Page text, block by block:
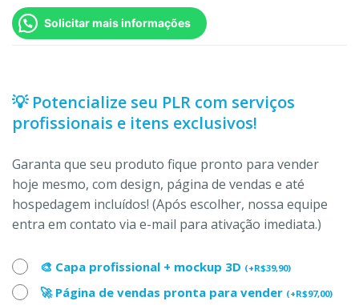
Solicitar mais informações
💡 Potencialize seu PLR com serviços
profissionais e itens exclusivos!
Garanta que seu produto fique pronto para vender
hoje mesmo, com design, página de vendas e até
hospedagem incluídos! (Após escolher, nossa equipe
entra em contato via e-mail para ativação imediata.)
🎨 Capa profissional + mockup 3D (+R$39,90)
🚀 Página de vendas pronta para vender (+R$97,00)